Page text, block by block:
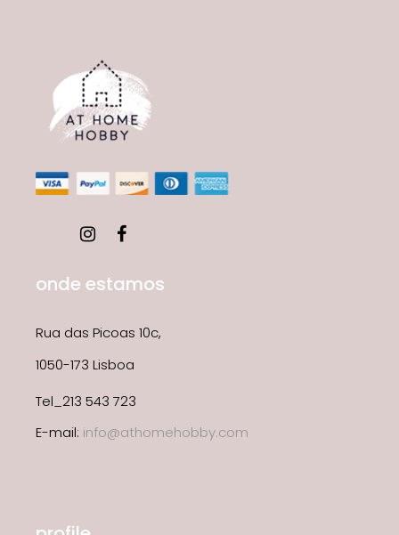
onde estamos
Rua das Picoas 10c,
1050-173 Lisboa
Tel_213 543 723
E-mail: info@athomehobby.com